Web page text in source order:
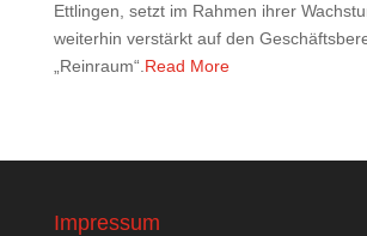
Ettlingen, setzt im Rahmen ihrer
weiterhin verstärkt auf den
„Reinraum“. Read More
Impressum